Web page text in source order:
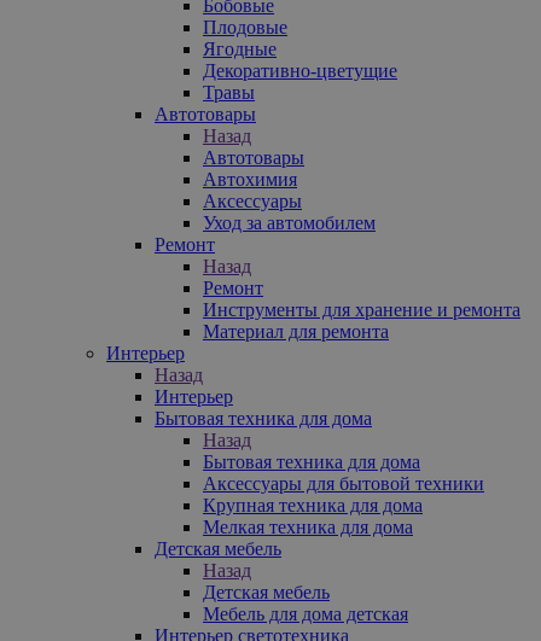
Бобовые
Плодовые
Ягодные
Декоративно-цветущие
Травы
Автотовары
Назад
Автотовары
Автохимия
Аксессуары
Уход за автомобилем
Ремонт
Назад
Ремонт
Инструменты для хранение и ремонта
Материал для ремонта
Интерьер
Назад
Интерьер
Бытовая техника для дома
Назад
Бытовая техника для дома
Аксессуары для бытовой техники
Крупная техника для дома
Мелкая техника для дома
Детская мебель
Назад
Детская мебель
Мебель для дома детская
Интерьер светотехника